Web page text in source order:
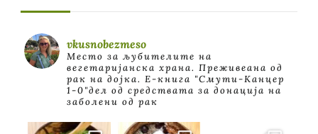
vkusnobezmeso
Место за љубителите на
вегетаријанска храна. Преживеана од
рак на дојка. E-книга "Смути-Канцер
1-0"дел од средствата за донација на
заболени од рак